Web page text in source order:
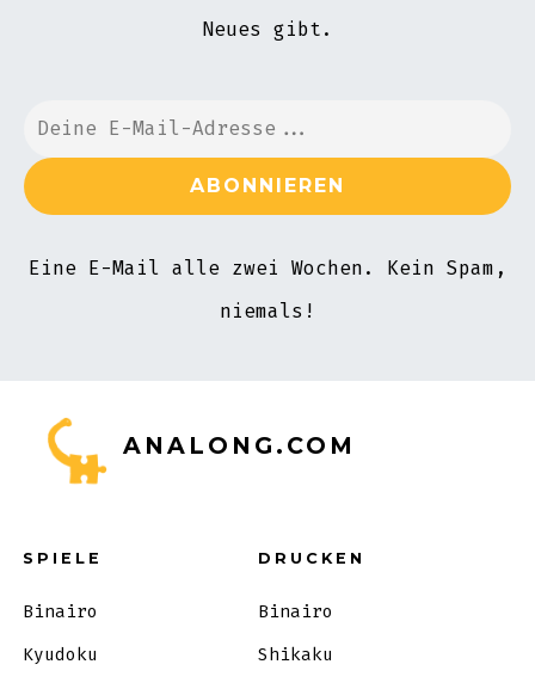
Neues gibt.
Eine E-Mail alle zwei Wochen. Kein Spam,
niemals!
ANALONG.COM
SPIELE
Binairo
Kyudoku
DRUCKEN
Binairo
Shikaku